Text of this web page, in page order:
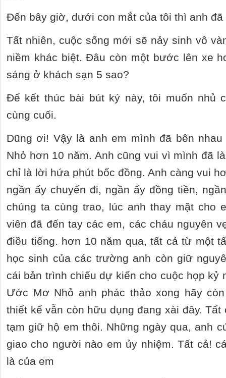
Đến bây giờ, dưới con mắt của tôi thì anh
Tất nhiên, cuộc sống mới sẽ nảy sinh vô
niềm khác biệt. Đâu còn một bước lên xe
sáng ở khách sạn 5 sao?
Để kết thúc bài bút ký này, tôi muốn nhủ
cùng cuối.
Dũng ơi! Vậy là anh em mình đã bên
Nhỏ hơn 10 năm. Anh cũng vui vì mình đã
chỉ là lời hứa phút bốc đồng. Anh càng vui
ngần ấy chuyến đi, ngần ấy đồng tiền,
chúng ta cùng trao, lúc anh thay mặt cho
viên đã đến tay các em, các cháu nguyên
điều tiếng. hơn 10 năm qua, tất cả từ một
học sinh của các trường anh còn giữ
cái bản trình chiếu dự kiến cho cuộc họp kỷ
Ước Mơ Nhỏ anh phác thảo xong hãy
thiết kế vẫn còn hữu dụng đang xài đây.
tạm giữ hộ em thôi. Những ngày qua, anh
giao cho người nào em ủy nhiệm. Tất cả!
là của em